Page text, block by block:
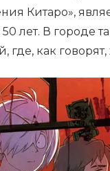
Китаро»,
лет. В городе
где, как